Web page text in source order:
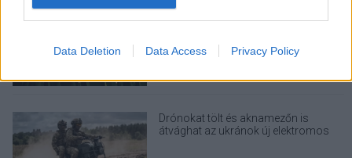
Data Deletion Data Access Privacy Policy
tesztkörnyezetből
Drónokat tölt és aknamezőn is
átvághat az ukránok új elektromos